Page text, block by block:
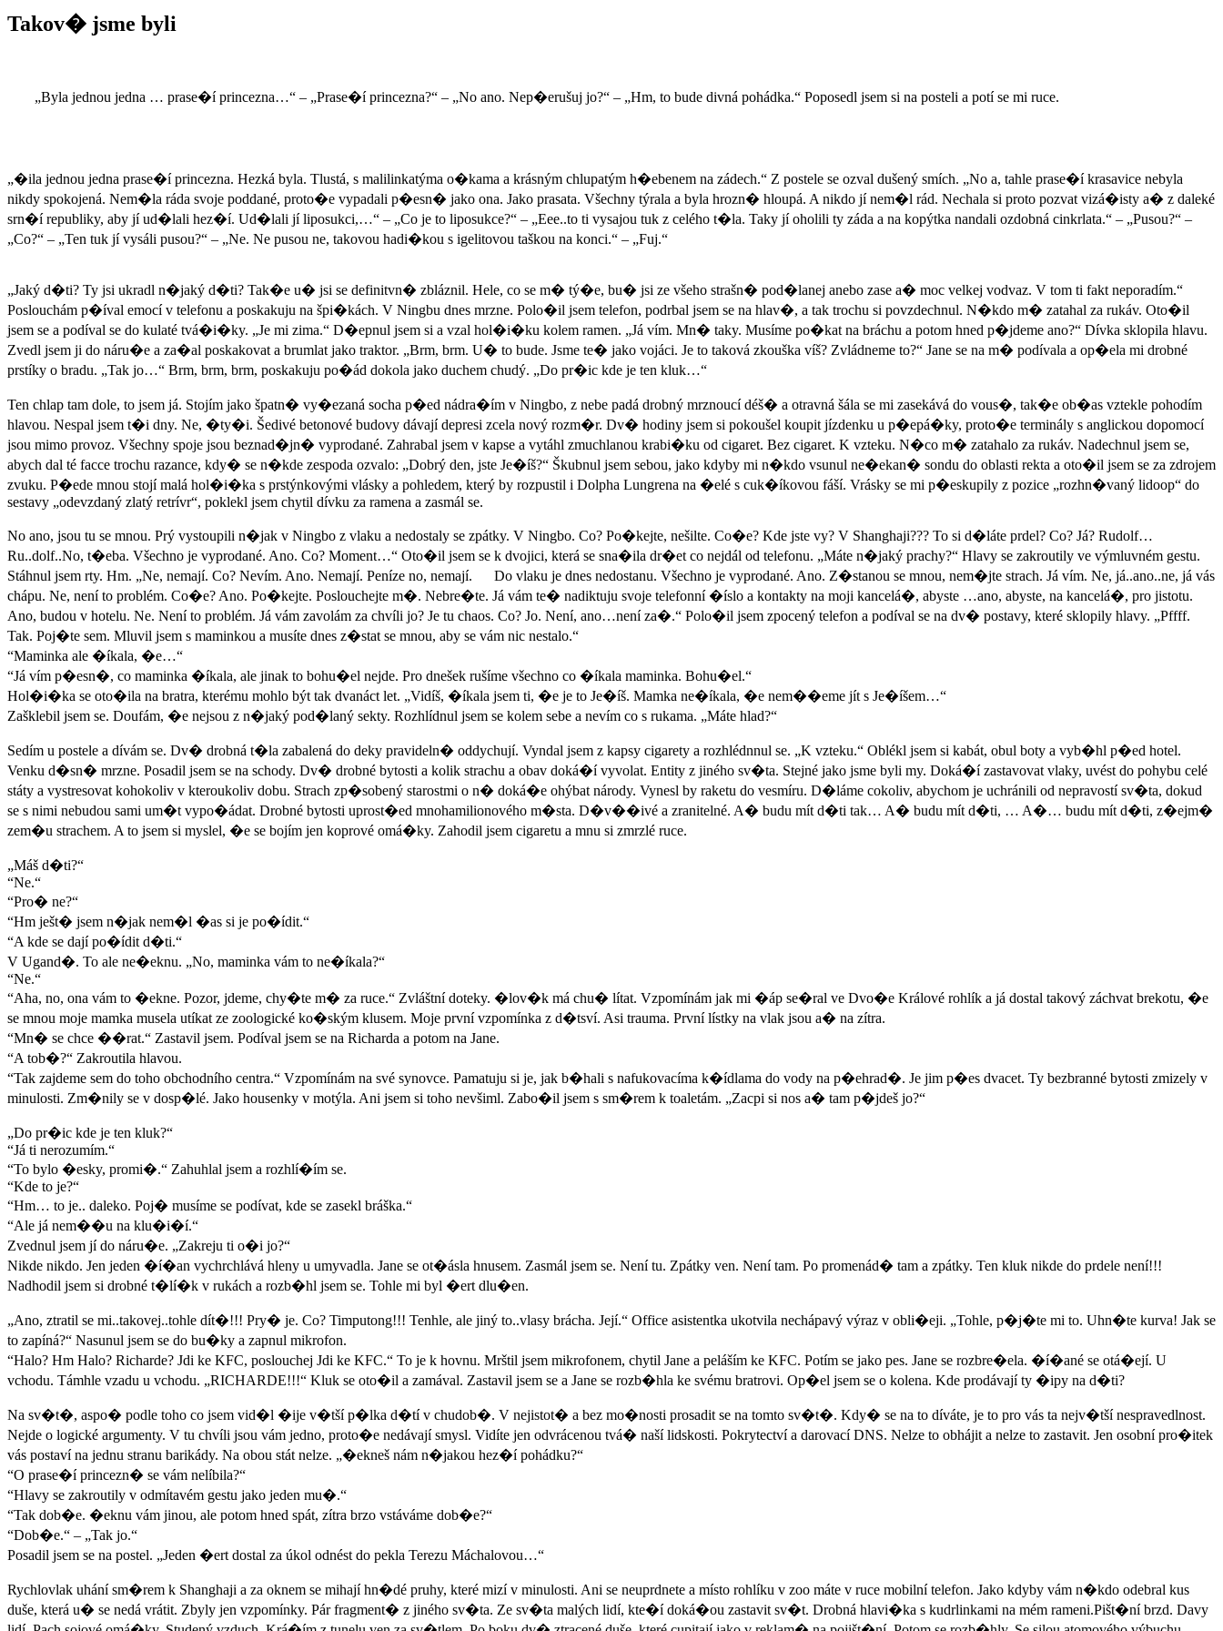
Takov� jsme byli
„Byla jednou jedna … prase�í princezna…“ – „Prase�í princezna?“ – „No ano. Nep�erušuj jo?“ – „Hm, to bude divná pohádka.“ Poposedl jsem si na posteli a potí se mi ruce.
„�ila jednou jedna prase�í princezna. Hezká byla. Tlustá, s malilinkatýma o�kama a krásným chlupatým h�ebenem na zádech.“ Z postele se ozval dušený smích. „No a, tahle prase�í krasavice nebyla
nikdy spokojená. Nem�la ráda svoje poddané, proto�e vypadali p�esn� jako ona. Jako prasata. Všechny týrala a byla hrozn� hloupá. A nikdo jí nem�l rád. Nechala si proto pozvat vizá�isty a� z daleké
srn�í republiky, aby jí ud�lali hez�í. Ud�lali jí liposukci,…“ – „Co je to liposukce?“ – „Eee..to ti vysajou tuk z celého t�la. Taky jí oholili ty záda a na kopýtka nandali ozdobná cinkrlata.“ – „Pusou?“ –
„Co?“ – „Ten tuk jí vysáli pusou?“ – „Ne. Ne pusou ne, takovou hadi�kou s igelitovou taškou na konci.“ – „Fuj.“
„Jaký d�ti? Ty jsi ukradl n�jaký d�ti? Tak�e u� jsi se definitvn� zbláznil. Hele, co se m� tý�e, bu� jsi ze všeho strašn� pod�lanej anebo zase a� moc velkej vodvaz. V tom ti fakt neporadím.“
Poslouchám p�íval emocí v telefonu a poskakuju na špi�kách. V Ningbu dnes mrzne. Polo�il jsem telefon, podrbal jsem se na hlav�, a tak trochu si povzdechnul. N�kdo m� zatahal za rukáv. Oto�il
jsem se a podíval se do kulaté tvá�i�ky. „Je mi zima.“ D�epnul jsem si a vzal hol�i�ku kolem ramen. „Já vím. Mn� taky. Musíme po�kat na bráchu a potom hned p�jdeme ano?“ Dívka sklopila hlavu.
Zvedl jsem ji do náru�e a za�al poskakovat a brumlat jako traktor. „Brm, brm. U� to bude. Jsme te� jako vojáci. Je to taková zkouška víš? Zvládneme to?“ Jane se na m� podívala a op�ela mi drobné
prstíky o bradu. „Tak jo…“ Brm, brm, brm, poskakuju po�ád dokola jako duchem chudý. „Do pr�ic kde je ten kluk…“
Ten chlap tam dole, to jsem já. Stojím jako špatn� vy�ezaná socha p�ed nádra�ím v Ningbo, z nebe padá drobný mrznoucí déš� a otravná šála se mi zasekává do vous�, tak�e ob�as vztekle pohodím
hlavou. Nespal jsem t�i dny. Ne, �ty�i. Šedivé betonové budovy dávají depresi zcela nový rozm�r. Dv� hodiny jsem si pokoušel koupit jízdenku u p�epá�ky, proto�e terminály s anglickou dopomocí
jsou mimo provoz. Všechny spoje jsou beznad�jn� vyprodané. Zahrabal jsem v kapse a vytáhl zmuchlanou krabi�ku od cigaret. Bez cigaret. K vzteku. N�co m� zatahalo za rukáv. Nadechnul jsem se,
abych dal té facce trochu razance, kdy� se n�kde zespoda ozvalo: „Dobrý den, jste Je�íš?“ Škubnul jsem sebou, jako kdyby mi n�kdo vsunul ne�ekan� sondu do oblasti rekta a oto�il jsem se za zdrojem
zvuku. P�ede mnou stojí malá hol�i�ka s prstýnkovými vlásky a pohledem, který by rozpustil i Dolpha Lungrena na �elé s cuk�íkovou fáší. Vrásky se mi p�eskupily z pozice „rozhn�vaný lidoop“ do
sestavy „odevzdaný zlatý retrívr“, poklekl jsem chytil dívku za ramena a zasmál se.
No ano, jsou tu se mnou. Prý vystoupili n�jak v Ningbo z vlaku a nedostaly se zpátky. V Ningbo. Co? Po�kejte, nešilte. Co�e? Kde jste vy? V Shanghaji??? To si d�láte prdel? Co? Já? Rudolf…
Ru..dolf..No, t�eba. Všechno je vyprodané. Ano. Co? Moment…“ Oto�il jsem se k dvojici, která se sna�ila dr�et co nejdál od telefonu. „Máte n�jaký prachy?“ Hlavy se zakroutily ve výmluvném gestu.
Stáhnul jsem rty. Hm. „Ne, nemají. Co? Nevím. Ano. Nemají. Peníze no, nemají. Do vlaku je dnes nedostanu. Všechno je vyprodané. Ano. Z�stanou se mnou, nem�jte strach. Já vím. Ne, já..ano..ne, já vás
chápu. Ne, není to problém. Co�e? Ano. Po�kejte. Poslouchejte m�. Nebre�te. Já vám te� nadiktuju svoje telefonní �íslo a kontakty na moji kancelá�, abyste …ano, abyste, na kancelá�, pro jistotu.
Ano, budou v hotelu. Ne. Není to problém. Já vám zavolám za chvíli jo? Je tu chaos. Co? Jo. Není, ano…není za�.“ Polo�il jsem zpocený telefon a podíval se na dv� postavy, které sklopily hlavy. „Pffff.
Tak. Poj�te sem. Mluvil jsem s maminkou a musíte dnes z�stat se mnou, aby se vám nic nestalo.“
“Maminka ale �íkala, �e…“
“Já vím p�esn�, co maminka �íkala, ale jinak to bohu�el nejde. Pro dnešek rušíme všechno co �íkala maminka. Bohu�el.“
Hol�i�ka se oto�ila na bratra, kterému mohlo být tak dvanáct let. „Vidíš, �íkala jsem ti, �e je to Je�íš. Mamka ne�íkala, �e nem��eme jít s Je�íšem…“
Zašklebil jsem se. Doufám, �e nejsou z n�jaký pod�laný sekty. Rozhlídnul jsem se kolem sebe a nevím co s rukama. „Máte hlad?“
Sedím u postele a dívám se. Dv� drobná t�la zabalená do deky pravideln� oddychují. Vyndal jsem z kapsy cigarety a rozhlédnnul se. „K vzteku.“ Oblékl jsem si kabát, obul boty a vyb�hl p�ed hotel.
Venku d�sn� mrzne. Posadil jsem se na schody. Dv� drobné bytosti a kolik strachu a obav doká�í vyvolat. Entity z jiného sv�ta. Stejné jako jsme byli my. Doká�í zastavovat vlaky, uvést do pohybu celé
státy a vystresovat kohokoliv v kteroukoliv dobu. Strach zp�sobený starostmi o n� doká�e ohýbat národy. Vynesl by raketu do vesmíru. D�láme cokoliv, abychom je uchránili od nepravostí sv�ta, dokud
se s nimi nebudou sami um�t vypo�ádat. Drobné bytosti uprost�ed mnohamilionového m�sta. D�v��ivé a zranitelné. A� budu mít d�ti tak… A� budu mít d�ti, … A�… budu mít d�ti, z�ejm�
zem�u strachem. A to jsem si myslel, �e se bojím jen koprové omá�ky. Zahodil jsem cigaretu a mnu si zmrzlé ruce.
„Máš d�ti?“
“Ne.“
“Pro� ne?“
“Hm ješt� jsem n�jak nem�l �as si je po�ídit.“
“A kde se dají po�ídit d�ti.“
V Ugand�. To ale ne�eknu. „No, maminka vám to ne�íkala?“
“Ne.“
“Aha, no, ona vám to �ekne. Pozor, jdeme, chy�te m� za ruce.“ Zvláštní doteky. �lov�k má chu� lítat. Vzpomínám jak mi �áp se�ral ve Dvo�e Králové rohlík a já dostal takový záchvat brekotu, �e
se mnou moje mamka musela utíkat ze zoologické ko�ským klusem. Moje první vzpomínka z d�tsví. Asi trauma. První lístky na vlak jsou a� na zítra.
“Mn� se chce ��rat.“ Zastavil jsem. Podíval jsem se na Richarda a potom na Jane.
“A tob�?“ Zakroutila hlavou.
“Tak zajdeme sem do toho obchodního centra.“ Vzpomínám na své synovce. Pamatuju si je, jak b�hali s nafukovacíma k�ídlama do vody na p�ehrad�. Je jim p�es dvacet. Ty bezbranné bytosti zmizely v
minulosti. Zm�nily se v dosp�lé. Jako housenky v motýla. Ani jsem si toho nevšiml. Zabo�il jsem s sm�rem k toaletám. „Zacpi si nos a� tam p�jdeš jo?“
„Do pr�ic kde je ten kluk?“
“Já ti nerozumím.“
“To bylo �esky, promi�.“ Zahuhlal jsem a rozhlí�ím se.
“Kde to je?“
“Hm… to je.. daleko. Poj� musíme se podívat, kde se zasekl bráška.“
“Ale já nem��u na klu�i�í.“
Zvednul jsem jí do náru�e. „Zakreju ti o�i jo?“
Nikde nikdo. Jen jeden �í�an vychrchlává hleny u umyvadla. Jane se ot�ásla hnusem. Zasmál jsem se. Není tu. Zpátky ven. Není tam. Po promenád� tam a zpátky. Ten kluk nikde do prdele není!!!
Nadhodil jsem si drobné t�lí�k v rukách a rozb�hl jsem se. Tohle mi byl �ert dlu�en.
„Ano, ztratil se mi..takovej..tohle dít�!!! Pry� je. Co? Timputong!!! Tenhle, ale jiný to..vlasy brácha. Její.“ Office asistentka ukotvila nechápavý výraz v obli�eji. „Tohle, p�j�te mi to. Uhn�te kurva! Jak se
to zapíná?“ Nasunul jsem se do bu�ky a zapnul mikrofon.
“Halo? Hm Halo? Richarde? Jdi ke KFC, poslouchej Jdi ke KFC.“ To je k hovnu. Mrštil jsem mikrofonem, chytil Jane a peláším ke KFC. Potím se jako pes. Jane se rozbre�ela. �í�ané se otá�ejí. U
vchodu. Támhle vzadu u vchodu. „RICHARDE!!!“ Kluk se oto�il a zamával. Zastavil jsem se a Jane se rozb�hla ke svému bratrovi. Op�el jsem se o kolena. Kde prodávají ty �ipy na d�ti?
Na sv�t�, aspo� podle toho co jsem vid�l �ije v�tší p�lka d�tí v chudob�. V nejistot� a bez mo�nosti prosadit se na tomto sv�t�. Kdy� se na to díváte, je to pro vás ta nejv�tší nespravedlnost.
Nejde o logické argumenty. V tu chvíli jsou vám jedno, proto�e nedávají smysl. Vidíte jen odvrácenou tvá� naší lidskosti. Pokrytectví a darovací DNS. Nelze to obhájit a nelze to zastavit. Jen osobní pro�itek
vás postaví na jednu stranu barikády. Na obou stát nelze. „�ekneš nám n�jakou hez�í pohádku?“
“O prase�í princezn� se vám nelíbila?“
“Hlavy se zakroutily v odmítavém gestu jako jeden mu�.“
“Tak dob�e. �eknu vám jinou, ale potom hned spát, zítra brzo vstáváme dob�e?“
“Dob�e.“ – „Tak jo.“
Posadil jsem se na postel. „Jeden �ert dostal za úkol odnést do pekla Terezu Máchalovou…“
Rychlovlak uhání sm�rem k Shanghaji a za oknem se mihají hn�dé pruhy, které mizí v minulosti. Ani se neuprdnete a místo rohlíku v zoo máte v ruce mobilní telefon. Jako kdyby vám n�kdo odebral kus
duše, která u� se nedá vrátit. Zbyly jen vzpomínky. Pár fragment� z jiného sv�ta. Ze sv�ta malých lidí, kte�í doká�ou zastavit sv�t. Drobná hlavi�ka s kudrlinkami na mém rameni.Pišt�ní brzd. Davy